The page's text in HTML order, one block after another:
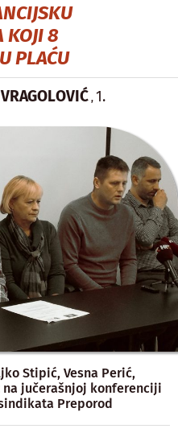
KOJI 8
PLAĆU
, 1.
Stipić, Vesna Perić,
na jučerašnjoj konferenciji
Preporod